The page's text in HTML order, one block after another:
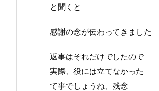
と聞くと
感謝の念が伝わってきました
返事はそれだけでしたので
実際、役には立てなかった
て事でしょうね、残念